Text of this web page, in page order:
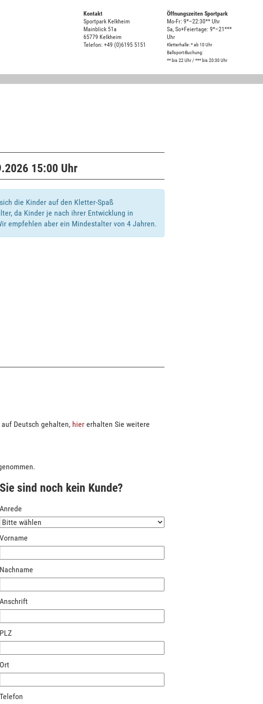
Kontakt
Sportpark Kelkheim
Mainblick 51a
65779 Kelkheim
Telefon: +49 (0)6195 5151
Öffnungszeiten Sportpark
Mo-Fr: 9*–22:30** Uhr
Sa, So+Feiertage: 9*–21***
Uhr
Kletterhalle: * ab 10 Uhr
Ballsport-Buchung:
** bis 22 Uhr / *** bis 20:30 Uhr
15:00 Uhr
die Kinder auf den Kletter-Spaß
da Kinder je nach ihrer Entwicklung in
empfehlen aber ein Mindestalter von 4 Jahren.
Deutsch gehalten, hier erhalten Sie weitere
Sie sind noch kein Kunde?
Anrede
Vorname
Nachname
Anschrift
PLZ
Ort
Telefon